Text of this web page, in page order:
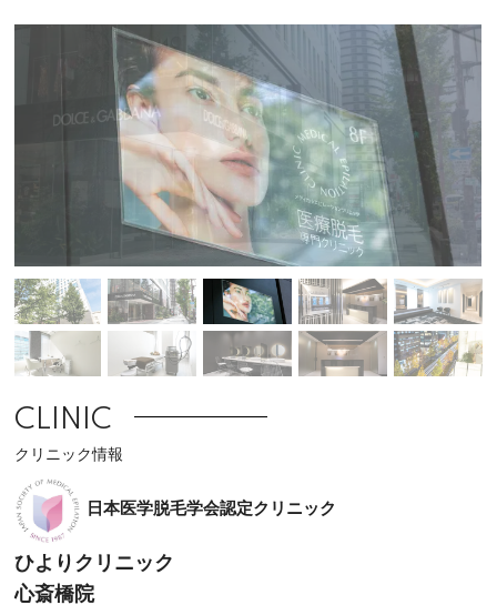
CLINIC
クリニック情報
日本医学脱毛学会認定クリニック
ひよりクリニック
心斎橋院